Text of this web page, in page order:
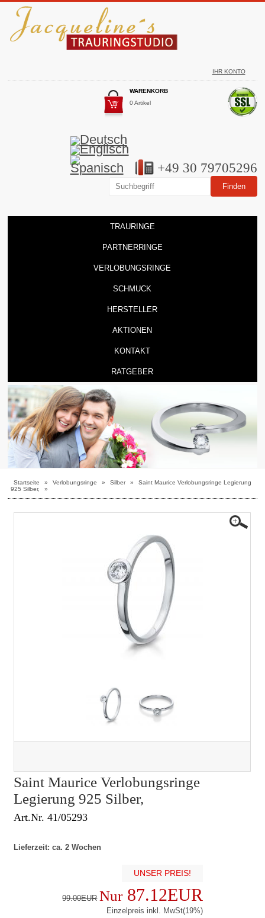
IHR KONTO
WARENKORB
0 Artikel
+49 30 79705296
TRAURINGE
PARTNERRINGE
VERLOBUNGSRINGE
SCHMUCK
HERSTELLER
AKTIONEN
KONTAKT
RATGEBER
Startseite » Verlobungsringe » Silber »
Saint Maurice Verlobungsringe Legierung
925 Silber,
»
Saint Maurice Verlobungsringe
Legierung 925 Silber,
Art.Nr. 41/05293
Lieferzeit: ca. 2 Wochen
UNSER PREIS!
99.00EUR Nur87.12EUR
Einzelpreis inkl. MwSt(19%)